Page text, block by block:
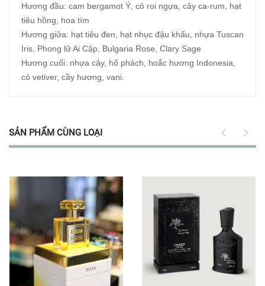
Hương đầu: cam bergamot Ý, cỏ roi ngựa, cây ca-rum, hạt
tiêu hồng, hoa tím
Hương giữa: hạt tiêu đen, hạt nhục đậu khấu, nhựa Tuscan
Iris, Phong lữ Ai Cập, Bulgaria Rose, Clary Sage
Hương cuối: nhựa cây, hổ phách, hoắc hương Indonesia,
cỏ vetiver, cầy hương, vani.
SẢN PHẨM CÙNG LOẠI